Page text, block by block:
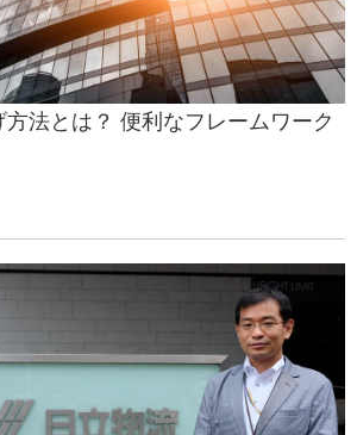
法とは？ 便利なフレームワーク